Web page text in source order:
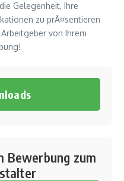
Gelegenheit, Ihre
zu prÃ¤sentieren
von Ihrem
Bewerbung zum